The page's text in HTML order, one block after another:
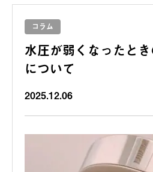
コラム
水圧が弱くなったと
について
2025.12.06